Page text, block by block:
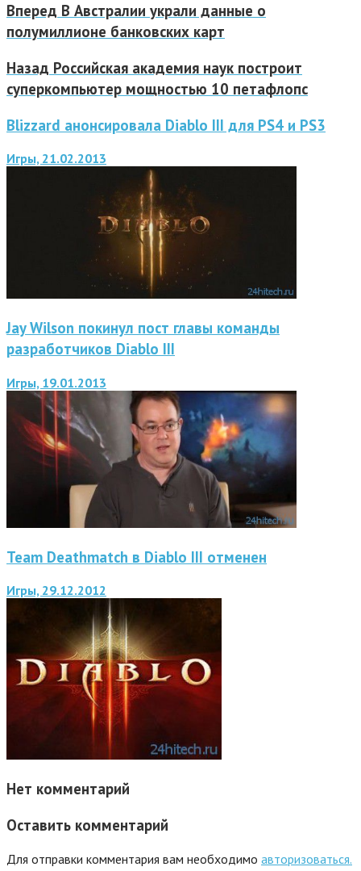
Вперед В Австралии украли данные о
полумиллионе банковских карт
Назад Российская академия наук построит
суперкомпьютер мощностью 10 петафлопс
Blizzard анонсировала Diablo III для PS4 и PS3
Игры, 21.02.2013
Jay Wilson покинул пост главы команды
разработчиков Diablo III
Игры, 19.01.2013
Team Deathmatch в Diablo III отменен
Игры, 29.12.2012
Нет комментарий
Оставить комментарий
Для отправки комментария вам необходимо авторизоваться.